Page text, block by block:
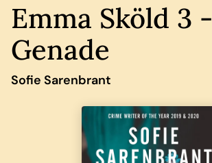
Emma Sköld 3 -
Genade
Sofie Sarenbrant